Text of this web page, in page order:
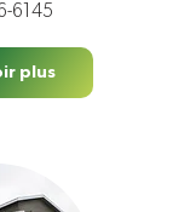
6145
plus